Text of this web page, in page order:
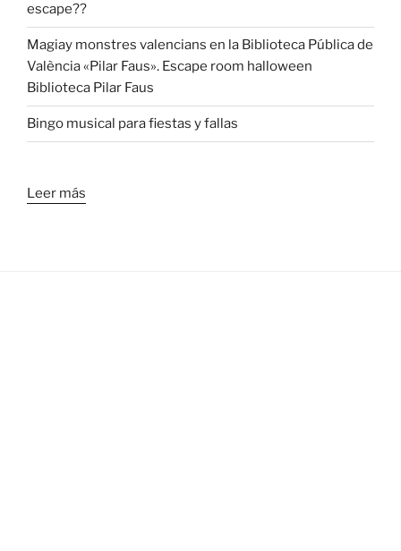
escape??
Magiay monstres valencians en la Biblioteca Pública de
València «Pilar Faus». Escape room halloween
Biblioteca Pilar Faus
Bingo musical para fiestas y fallas
Leer más